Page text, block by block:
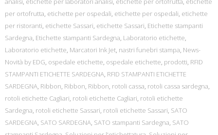
per ortofrutta, etichette per ospedali, etichette per ospedali, etichette
per ristoranti, etichette Sassari, etichette Sassari, Etichette stampanti
Sardegna, Etichette stampanti Sardegna, Laboratorio etichette,
Laboratorio etichette, Marcatori Ink Jet, nastri funebri stampa, News-
Novità by EDG, ospedale etichette, ospedale etichette, prodotti, RFID
STAMPANTI ETICHETTE SARDEGNA, RFID STAMPANTI ETICHETTE
SARDEGNA, Ribbon, Ribbon, Ribbon, rotoli cassa, rotoli cassa sardegna,
rotoli etichette Cagliari, rotoli etichette Cagliari, rotoli etichette
Sardegna, rotoli etichette Sassari, rotoli etichette Sassari, SATO
SARDEGNA, SATO SARDEGNA, SATO stampanti Sardegna, SATO